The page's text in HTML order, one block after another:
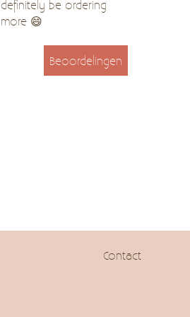
definitely be ordering
more 😄
Beoordelingen
Contact